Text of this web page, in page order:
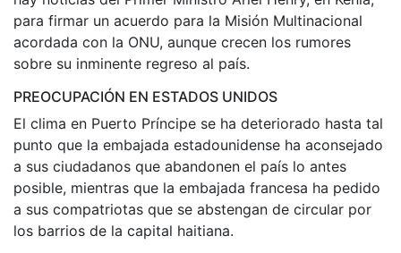
para firmar un acuerdo para la Misión Multinacional
acordada con la ONU, aunque crecen los rumores
sobre su inminente regreso al país.
PREOCUPACIÓN EN ESTADOS UNIDOS
El clima en Puerto Príncipe se ha deteriorado hasta tal
punto que la embajada estadounidense ha aconsejado
a sus ciudadanos que abandonen el país lo antes
posible, mientras que la embajada francesa ha pedido
a sus compatriotas que se abstengan de circular por
los barrios de la capital haitiana.